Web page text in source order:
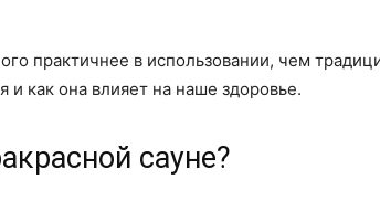
практичнее в использовании, чем
и как она влияет на наше здоровье.
сауне?